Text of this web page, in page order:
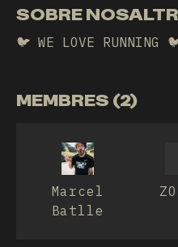
SOBRE
🐦 WE LOVE RUNNING
MEMBRES (2)
Marcel
Batlle